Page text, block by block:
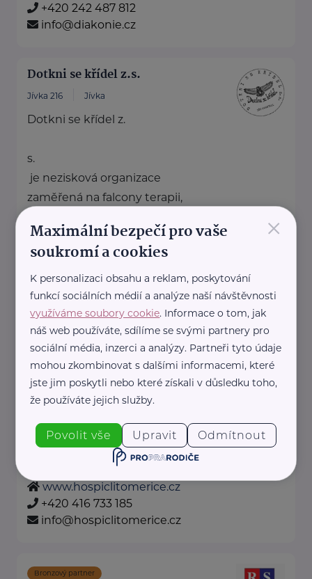
+420 242 487 812
info@diakonie.cz
Dotkni se křídel z.s.
Jívka 216 Jívka
Dotkni se křídel z.
s.
je nezisková organizace
zaměřená na falcony terapii,
osvětu.
Prostřednictvím ...
dotknisekridel@seznam.cz
Hospic sv. Štěpána z.s.
poskytovatel zdravotních a sociálních služeb,
který poskytuje tyto služby ...
www.hospiclitomerice.cz
+420 416 733 185
info@hospiclitomerice.cz
Bronzový partner
×
Maximální bezpečí pro vaše
soukromí a cookies
K personalizaci obsahu a reklam, poskytování
funkcí sociálních médií a analýze naší návštěvnosti
využíváme soubory cookie. Informace o tom, jak
náš web používáte, sdílíme se svými partnery pro
sociální média, inzerci a analýzy. Partneři tyto údaje
mohou zkombinovat s dalšími informacemi, které
jste jim poskytli nebo které získali v důsledku toho,
že používáte jejich služby.
Povolit vše Upravit Odmítnout